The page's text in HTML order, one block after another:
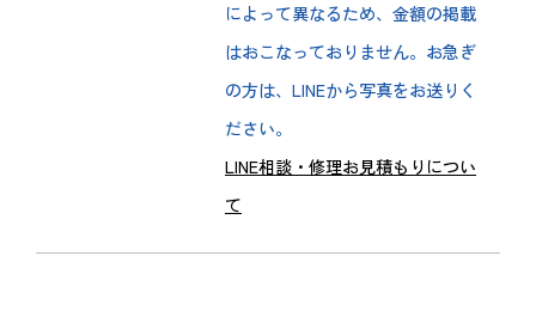
によって異なるため、金額の掲載
はおこなっておりません。お急ぎ
の方は、LINEから写真をお送りく
ださい。
LINE相談・修理お見積もりについ
て